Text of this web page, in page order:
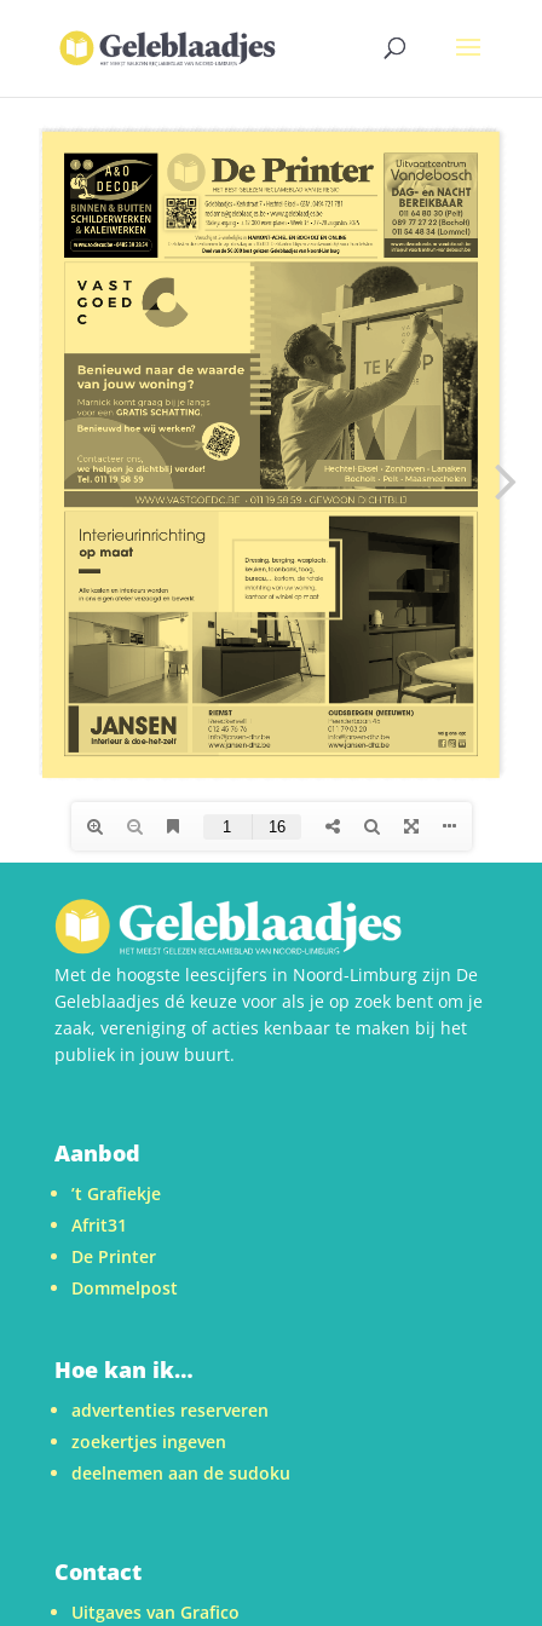
Met de hoogste leescijfers in Noord-Limburg zijn De
Geleblaadjes dé keuze voor als je op zoek bent om je
zaak, vereniging of acties kenbaar te maken bij het
publiek in jouw buurt.
Aanbod
’t Grafiekje
Afrit31
De Printer
Dommelpost
Hoe kan ik…
advertenties reserveren
zoekertjes ingeven
deelnemen aan de sudoku
Contact
Uitgaves van Grafico